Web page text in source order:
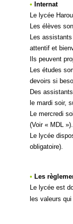
• Internat
Le lycée
Les élèves
Les
attentif et
Ils peuvent
Les études
devoirs si
Des
le mardi soir,
Le mercredi
(Voir « MDL »).
Le lycée
obligatoire).
• Les
Le lycée est
les valeurs